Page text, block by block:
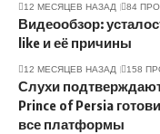
12 МЕСЯЦЕВ НАЗАД 84
Видеообзор:
like и её причины
12 МЕСЯЦЕВ НАЗАД 158
Слухи
Prince of Persia
все платформы